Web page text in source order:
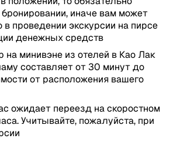
для снорклинга
сувениры, чаевые,
д.
(рекомендуется)
отеля и обратно
напитки на лодке без
Мианг. Пляжный отдых. Обед и
Пайя. Второе купание с маской,
Симилан. Пляжный отдых,
“Парус”. Обед
в порт
иначе вам может
в проведении экскурсии на пирсе
денежных средств
на минивэне из отелей в Као Лак
составляет от 30 минут до
от расположения вашего
ожидает переезд на скоростном
Учитывайте, пожалуйста, при